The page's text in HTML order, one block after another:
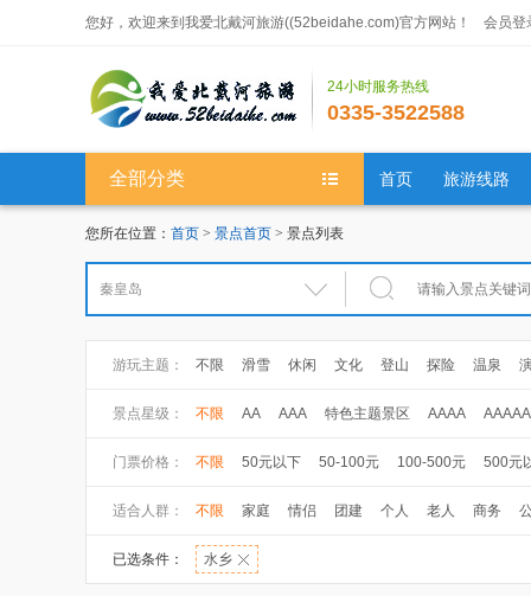
您好，欢迎来到我爱北戴河旅游((52beidahe.com)官方网站！ 会员登
24小时服务热线
0335-3522588
全部分类 首页 旅游线路
您所在位置： 首页 > 景点首页 > 景点列表
游玩主题： 不限 滑雪 休闲 文化 登山 探险 温泉
景点星级：
不限 AA AAA 特色主题景区 AAAA AAAAA
门票价格： 不限 50元以下 50-100元 100-500元 500元
适合人群： 不限 家庭 情侣 团建 个人 老人 商务
已选条件： 水乡